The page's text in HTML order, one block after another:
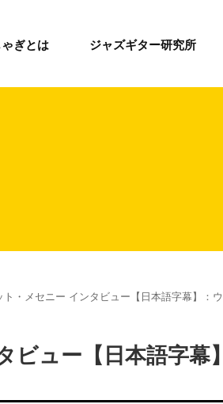
ぎとは ジャズギター研究所
ト・メセニー インタビュー【日本語字幕】：
ビュー【日本語字